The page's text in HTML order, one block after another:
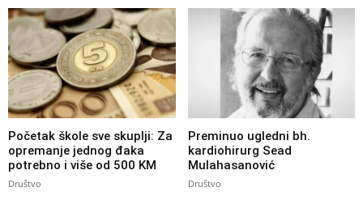
Početak škole sve skuplji: Za
opremanje jednog đaka
potrebno i više od 500 KM
Društvo
Preminuo ugledni bh.
kardiohirurg Sead
Mulahasanović
Društvo